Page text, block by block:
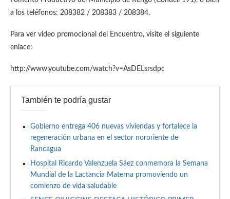
a los teléfonos: 208382 / 208383 / 208384.
Para ver video promocional del Encuentro, visite el siguiente
enlace:
http://www.youtube.com/watch?v=AsDELsrsdpc
También te podría gustar
Gobierno entrega 406 nuevas viviendas y fortalece la
regeneración urbana en el sector nororiente de
Rancagua
Hospital Ricardo Valenzuela Sáez conmemora la Semana
Mundial de la Lactancia Materna promoviendo un
comienzo de vida saludable